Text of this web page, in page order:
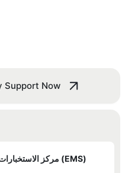
Support Now
مركز الاستخبارات: وظائف نظام إدارة الطاقة (EMS)